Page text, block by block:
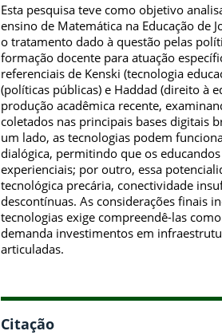
Esta pesquisa teve como objetivo
ensino de Matemática na Educação de
o tratamento dado à questão pelas
formação docente para atuação
referenciais de Kenski (tecnologia
(políticas públicas) e Haddad (direito à
produção acadêmica recente,
coletados nas principais bases digitais
um lado, as tecnologias podem
dialógica, permitindo que os
experienciais; por outro, essa
tecnológica precária, conectividade
descontínuas. As considerações finais
tecnologias exige compreendê-las
demanda investimentos em
articuladas.
Citação